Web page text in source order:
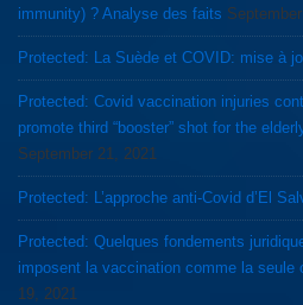
immunity) ? Analyse des faits
Protected: La Suède et COVID: mise à
Protected: Covid vaccination injuries continue to rise as FDA and CDC
promote third “booster” shot for the
September 21, 2021
Protected: L’approche anti-Covid d’El
Protected: Quelques fondements
imposent la vaccination comme la seule
19, 2021